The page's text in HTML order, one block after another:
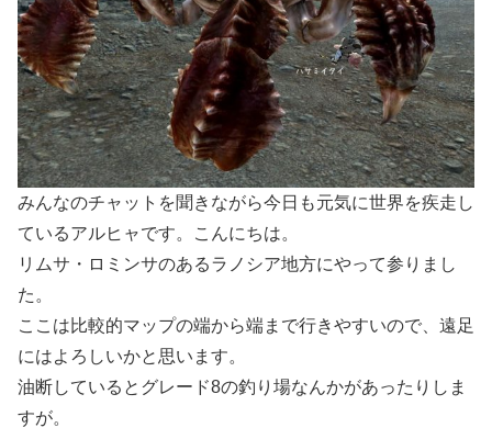
みんなのチャットを聞きながら今日も元気に世界を疾走し
ているアルヒャです。こんにちは。
リムサ・ロミンサのあるラノシア地方にやって参りまし
た。
ここは比較的マップの端から端まで行きやすいので、遠足
にはよろしいかと思います。
油断しているとグレード8の釣り場なんかがあったりしま
すが。